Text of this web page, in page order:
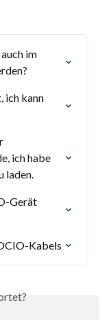
im
ich kann
ich habe
laden.
Gerät
Kabels